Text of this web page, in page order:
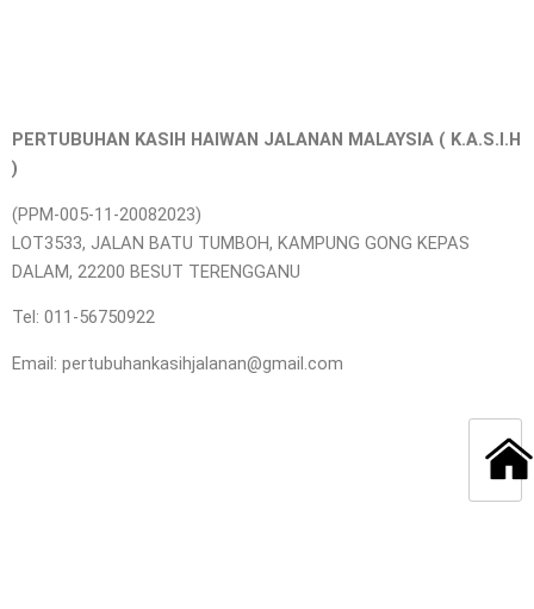
PERTUBUHAN KASIH HAIWAN JALANAN MALAYSIA ( K.A.S.I.H
)
(PPM-005-11-20082023)
LOT3533, JALAN BATU TUMBOH, KAMPUNG GONG KEPAS
DALAM, 22200 BESUT TERENGGANU
Tel: 011-56750922
Email: pertubuhankasihjalanan@gmail.com